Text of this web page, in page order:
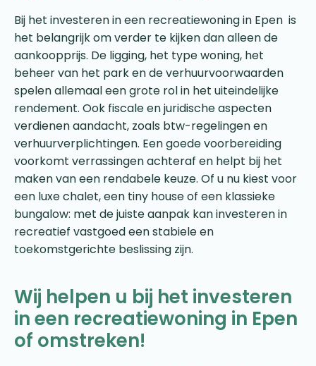
Bij het investeren in een recreatiewoning in Epen is
het belangrijk om verder te kijken dan alleen de
aankoopprijs. De ligging, het type woning, het
beheer van het park en de verhuurvoorwaarden
spelen allemaal een grote rol in het uiteindelijke
rendement. Ook fiscale en juridische aspecten
verdienen aandacht, zoals btw-regelingen en
verhuurverplichtingen. Een goede voorbereiding
voorkomt verrassingen achteraf en helpt bij het
maken van een rendabele keuze. Of u nu kiest voor
een luxe chalet, een tiny house of een klassieke
bungalow: met de juiste aanpak kan investeren in
recreatief vastgoed een stabiele en
toekomstgerichte beslissing zijn.
Wij helpen u bij het investeren
in een recreatiewoning in Epen
of omstreken!